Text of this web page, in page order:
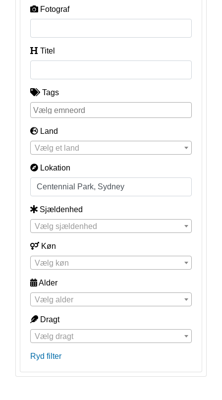
Fotograf
Titel
Tags
Land
Vælg et land
Lokation
Sjældenhed
Vælg sjældenhed
Køn
Vælg køn
Alder
Vælg alder
Dragt
Vælg dragt
Ryd filter